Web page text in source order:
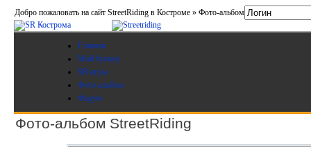
Добро пожаловать на сайт StreetRiding в Костроме » Фото-альбом
Главная
Мой бункер
SR игры
Фото-альбом
Форум
Фото-альбом StreetRiding